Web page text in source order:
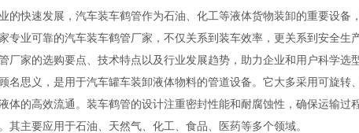
的快速发展，汽车装车鹤管作为石油、化工等液体货物装卸的重要设备
专业可靠的汽车装车鹤管厂家，不仅关系到装车效率，更关系到安全生
厂家的选购要点、技术特点以及行业发展趋势，助力企业和用户科学选
名思义，是用于汽车罐车装卸液体物料的管道设备。它大多采用可旋转
体的高效流通。装车鹤管的设计注重密封性能和耐腐蚀性，确保运输过
其主要应用于石油、天然气、化工、食品、医药等多个领域。